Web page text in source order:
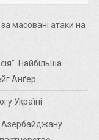
масовані атаки на
Найбільша
Анґер
Україні
Азербайджану